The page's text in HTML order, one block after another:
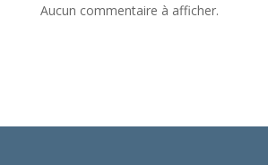
Aucun commentaire à afficher.